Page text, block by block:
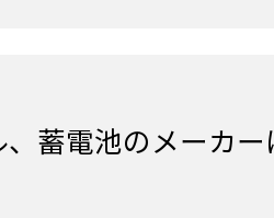
蓄電池のメーカ